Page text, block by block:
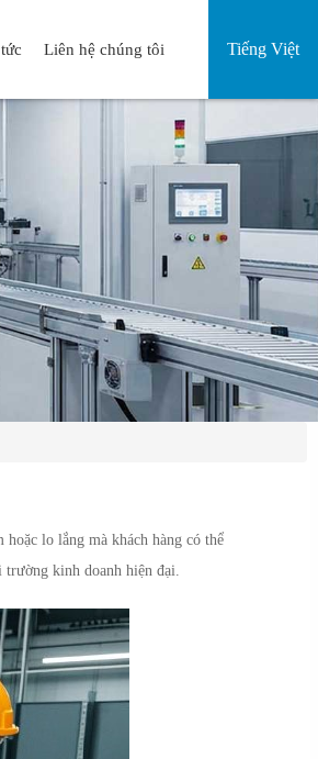
Tiếng Việt
Liên hệ chúng tôi
lo lắng mà khách hàng có thể
trường kinh doanh hiện đại.